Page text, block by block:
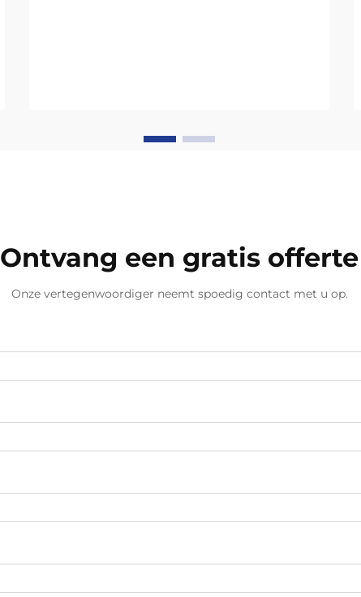
Ontvang een gratis offerte
Onze vertegenwoordiger neemt spoedig contact met u op.